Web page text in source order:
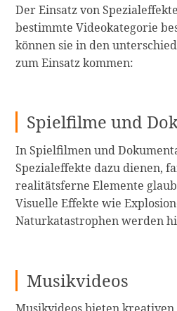
Der Einsatz von
bestimmte Videokategorie
können sie in den
zum Einsatz kommen:
Spielfilme und
In Spielfilmen und
Spezialeffekte dazu dienen,
realitätsferne Elemente
Visuelle Effekte wie
Naturkatastrophen werden
Musikvideos